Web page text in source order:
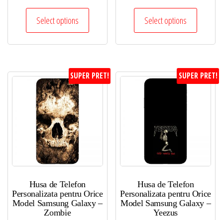
Select options Select options
SUPER PRET!
Husa de Telefon
Personalizata pentru Orice
Model Samsung Galaxy –
Zombie
SUPER PRET!
Husa de Telefon
Personalizata pentru Orice
Model Samsung Galaxy –
Yeezus